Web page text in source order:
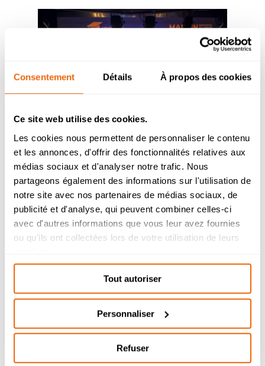
Consentement Détails À propos des cookies
Ce site web utilise des cookies.
Les cookies nous permettent de personnaliser le contenu
et les annonces, d'offrir des fonctionnalités relatives aux
médias sociaux et d'analyser notre trafic. Nous
partageons également des informations sur l'utilisation de
notre site avec nos partenaires de médias sociaux, de
publicité et d'analyse, qui peuvent combiner celles-ci
avec d'autres informations que vous leur avez fournies
ou qu'ils ont collectées lors de votre utilisation de leurs
Tout autoriser
Personnaliser
Refuser
1er février – Cérémonie de remise
des diplômes, Promotion 2024
Afterwork alumni – Jeudi 6 juin
Admission 2026
Bachelor Management Innovation et
Humanités : reprise de l’étude des
dossiers de candidature à partir du 26
août.
Bachelor Design d’Espace et Prépa
étudiés durant l’été.